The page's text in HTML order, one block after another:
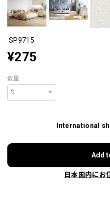
SP9715
¥275
数量
International
Add
日本国内にお